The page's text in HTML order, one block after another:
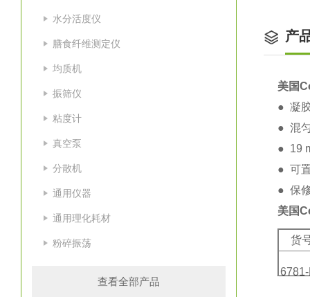
水分活度仪
膳食纤维测定仪
均质机
振筛仪
粘度计
真空泵
分散机
通用仪器
通用理化耗材
粉碎振荡
查看全部产品
产
美国
● 凝
● 混
● 19
● 可
美国
货